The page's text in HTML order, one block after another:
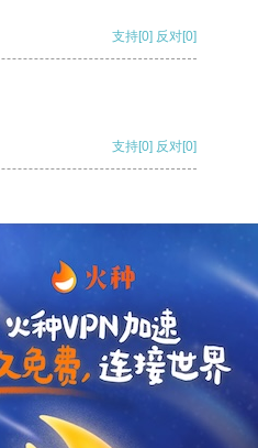
支持[0] 反对[0]
支持[0] 反对[0]
支持 [0] 反对[0]